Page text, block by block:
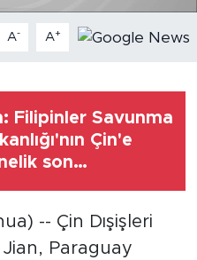
A- A+
Filipinler Savunma
Çin'e
son
-- Çin Dışişleri
Jian, Paraguay